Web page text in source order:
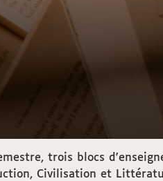
trois blocs
Civilisation et